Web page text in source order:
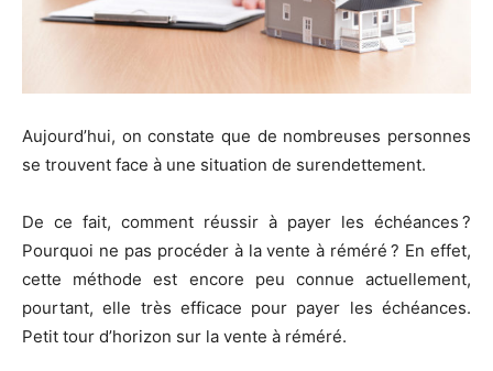
Aujourd’hui, on constate que de nombreuses personnes
se trouvent face à une situation de surendettement.
De ce fait, comment réussir à payer les échéances ?
Pourquoi ne pas procéder à la vente à réméré ? En effet,
cette méthode est encore peu connue actuellement,
pourtant, elle très efficace pour payer les échéances.
Petit tour d’horizon sur la vente à réméré.